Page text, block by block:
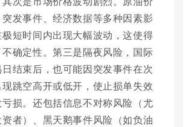
发事件、经济数据等多种因素影
短时间内出现大幅波动，这使得
确定性。第三是隔夜风险，国际
结束后，也可能因突发事件在次
跳空高开或低开，使止损单失效
损。还包括信息不对称风险（尤
者）、黑天鹅事件风险（如负油